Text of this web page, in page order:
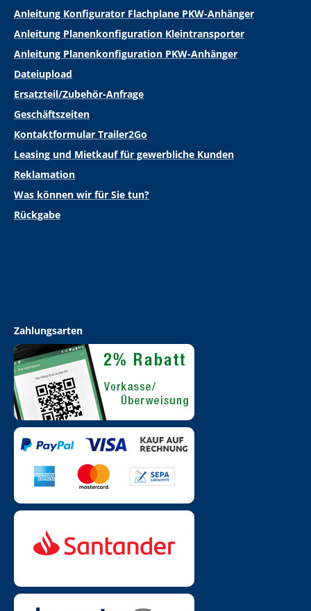
Anleitung Konfigurator Flachplane PKW-Anhänger
Anleitung Planenkonfiguration Kleintransporter
Anleitung Planenkonfiguration PKW-Anhänger
Dateiupload
Ersatzteil/Zubehör-Anfrage
Geschäftszeiten
Kontaktformular Trailer2Go
Leasing und Mietkauf für gewerbliche Kunden
Reklamation
Was können wir für Sie tun?
Rückgabe
Zahlungsarten